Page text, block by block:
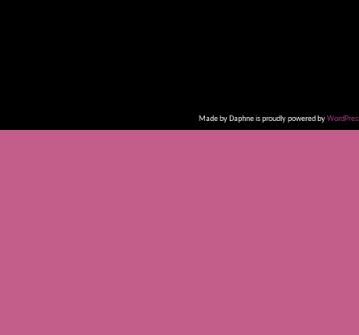
Made by Daphne is proudly powered by